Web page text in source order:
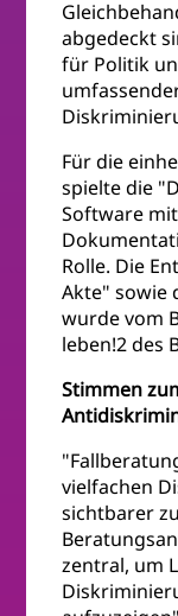
abgedeckt
für Politik
Für die
spielte die
Software
Rolle. Die
Akte" sowie
wurde vom
leben!2 des
Stimmen
vielfachen
sichtbarer
zentral, um